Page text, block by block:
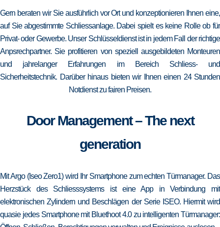
Gern beraten wir Sie ausführlich vor Ort und konzeptionieren Ihnen eine,
auf Sie abgestimmte Schliessanlage. Dabei spielt es keine Rolle ob für
Privat- oder Gewerbe. Unser Schlüsseldienst ist in jedem Fall der richtige
Anpsrechpartner. Sie profitieren von speziell ausgebildeten Monteuren
und jahrelanger Erfahrungen im Bereich Schliess- und
Sicherheitstechnik. Darüber hinaus bieten wir Ihnen einen 24 Stunden
Notdienst zu fairen Preisen.
Door Management – The next
generation
Mit Argo (Iseo Zero1) wird Ihr Smartphone zum echten Türmanager. Das
Herzstück des Schliesssystems ist eine App in Verbindung mit
elektronischen Zylindern und Beschlägen der Serie ISEO. Hiermit wird
quasie jedes Smartphone mit Bluethoot 4.0 zu intelligenten Türmanager: